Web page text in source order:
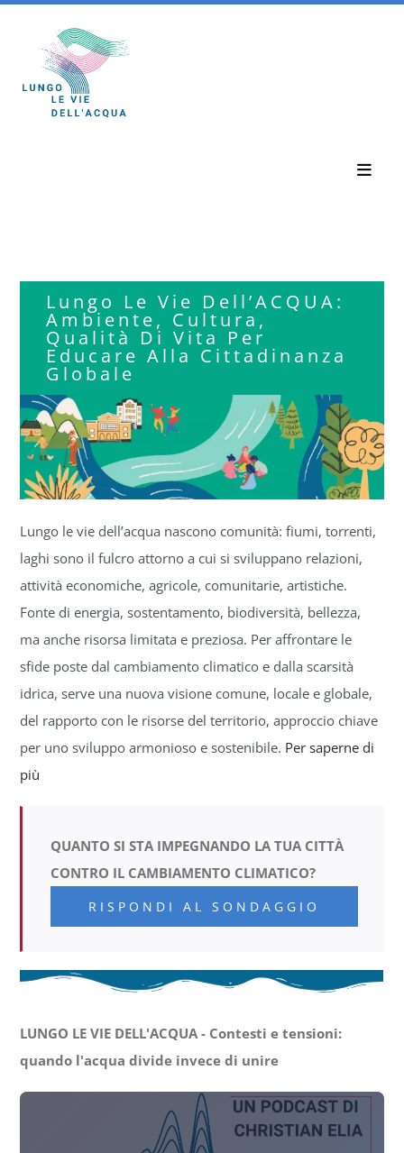
contenuto
Toggle
Eventi
Notizie
Chi Siamo
Settimana Civica
Lungo Le Vie Dell’ACQUA:
Ambiente, Cultura,
Qualità Di Vita Per
Educare Alla Cittadinanza
Globale
Lungo le vie dell’acqua nascono comunità: fiumi, torrenti,
laghi sono il fulcro attorno a cui si sviluppano relazioni,
attività economiche, agricole, comunitarie, artistiche.
Fonte di energia, sostentamento, biodiversità, bellezza,
ma anche risorsa limitata e preziosa. Per affrontare le
sfide poste dal cambiamento climatico e dalla scarsità
idrica, serve una nuova visione comune, locale e globale,
del rapporto con le risorse del territorio, approccio chiave
per uno sviluppo armonioso e sostenibile. Per saperne di
più
QUANTO SI STA IMPEGNANDO LA TUA CITTÀ
CONTRO IL CAMBIAMENTO CLIMATICO?
RISPONDI AL SONDAGGIO
LUNGO LE VIE DELL'ACQUA - Contesti e tensioni:
quando l'acqua divide invece di unire